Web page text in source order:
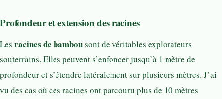
Profondeur et extension des racines
Les racines de bambousont de véritables explorateurs
souterrains. Elles peuvent s’enfoncer jusqu’à 1 mètre de
profondeur et s’étendre latéralement sur plusieurs mètres. J’ai
vu des cas où ces racines ont parcouru plus de 10 mètres